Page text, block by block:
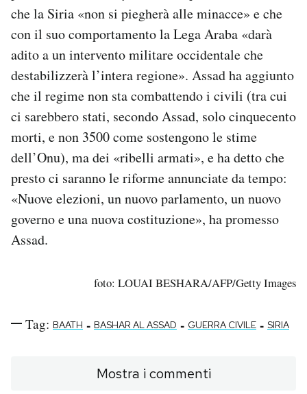
che la Siria «non si piegherà alle minacce» e che
con il suo comportamento la Lega Araba «darà
adito a un intervento militare occidentale che
destabilizzerà l’intera regione». Assad ha aggiunto
che il regime non sta combattendo i civili (tra cui
ci sarebbero stati, secondo Assad, solo cinquecento
morti, e non 3500 come sostengono le stime
dell’Onu), ma dei «ribelli armati», e ha detto che
presto ci saranno le riforme annunciate da tempo:
«Nuove elezioni, un nuovo parlamento, un nuovo
governo e una nuova costituzione», ha promesso
Assad.
foto: LOUAI BESHARA/AFP/Getty Images
Tag: BAATH - BASHAR AL ASSAD - GUERRA CIVILE - SIRIA
Mostra i commenti